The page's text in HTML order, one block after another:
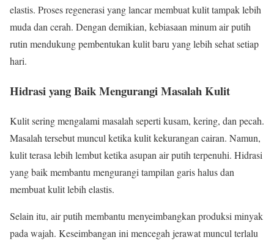
elastis. Proses regenerasi yang lancar membuat kulit tampak lebih
muda dan cerah. Dengan demikian, kebiasaan minum air putih
rutin mendukung pembentukan kulit baru yang lebih sehat setiap
hari.
Hidrasi yang Baik Mengurangi Masalah Kulit
Kulit sering mengalami masalah seperti kusam, kering, dan pecah.
Masalah tersebut muncul ketika kulit kekurangan cairan. Namun,
kulit terasa lebih lembut ketika asupan air putih terpenuhi. Hidrasi
yang baik membantu mengurangi tampilan garis halus dan
membuat kulit lebih elastis.
Selain itu, air putih membantu menyeimbangkan produksi minyak
pada wajah. Keseimbangan ini mencegah jerawat muncul terlalu